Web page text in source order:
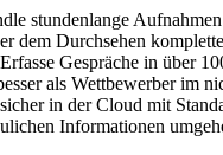
stundenlange
dem Durchsehen
Gespräche in über
als Wettbewerber im
in der Cloud mit
Informationen